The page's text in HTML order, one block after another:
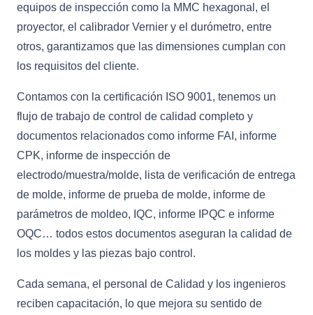
equipos de inspección como la MMC hexagonal, el
proyector, el calibrador Vernier y el durómetro, entre
otros, garantizamos que las dimensiones cumplan con
los requisitos del cliente.
Contamos con la certificación ISO 9001, tenemos un
flujo de trabajo de control de calidad completo y
documentos relacionados como informe FAI, informe
CPK, informe de inspección de
electrodo/muestra/molde, lista de verificación de entrega
de molde, informe de prueba de molde, informe de
parámetros de moldeo, IQC, informe IPQC e informe
OQC… todos estos documentos aseguran la calidad de
los moldes y las piezas bajo control.
Cada semana, el personal de Calidad y los ingenieros
reciben capacitación, lo que mejora su sentido de